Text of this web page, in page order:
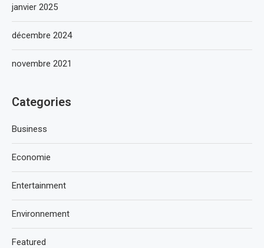
janvier 2025
décembre 2024
novembre 2021
Categories
Business
Economie
Entertainment
Environnement
Featured